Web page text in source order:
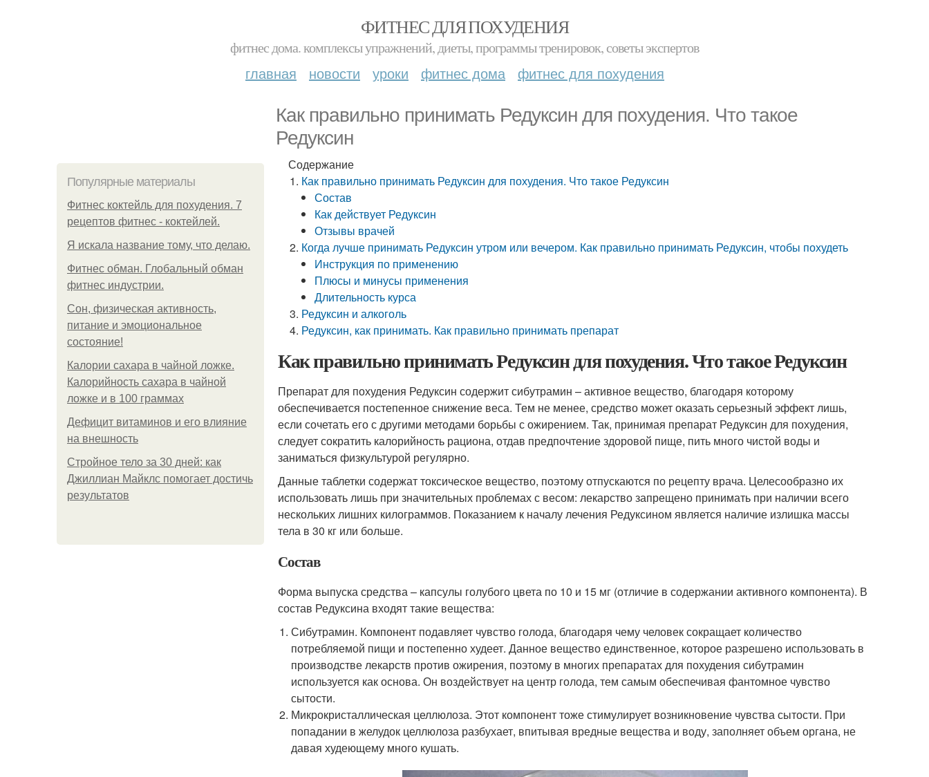
ФИТНЕС ДЛЯ ПОХУДЕНИЯ
фитнес дома. комплексы упражнений, диеты, программы тренировок, советы экспертов
главная новости уроки фитнес дома фитнес для похудения
Как правильно принимать Редуксин для похудения. Что такое
Редуксин
Популярные материалы
Фитнес коктейль для похудения. 7
рецептов фитнес - коктейлей.
Я искала название тому, что делаю.
Фитнес обман. Глобальный обман
фитнес индустрии.
Сон, физическая активность,
питание и эмоциональное
состояние!
Калории сахара в чайной ложке.
Калорийность сахара в чайной
ложке и в 100 граммах
Дефицит витаминов и его влияние
на внешность
Стройное тело за 30 дней: как
Джиллиан Майклс помогает достичь
результатов
Содержание
Как правильно принимать Редуксин для похудения. Что такое Редуксин
Состав
Как действует Редуксин
Отзывы врачей
Когда лучше принимать Редуксин утром или вечером. Как правильно принимать Редуксин, чтобы похудеть
Инструкция по применению
Плюсы и минусы применения
Длительность курса
Редуксин и алкоголь
Редуксин, как принимать. Как правильно принимать препарат
Как правильно принимать Редуксин для похудения. Что такое Редуксин
Препарат для похудения Редуксин содержит сибутрамин – активное вещество, благодаря которому
обеспечивается постепенное снижение веса. Тем не менее, средство может оказать серьезный эффект лишь,
если сочетать его с другими методами борьбы с ожирением. Так, принимая препарат Редуксин для похудения,
следует сократить калорийность рациона, отдав предпочтение здоровой пище, пить много чистой воды и
заниматься физкультурой регулярно.
Данные таблетки содержат токсическое вещество, поэтому отпускаются по рецепту врача. Целесообразно их
использовать лишь при значительных проблемах с весом: лекарство запрещено принимать при наличии всего
нескольких лишних килограммов. Показанием к началу лечения Редуксином является наличие излишка массы
тела в 30 кг или больше.
Состав
Форма выпуска средства – капсулы голубого цвета по 10 и 15 мг (отличие в содержании активного компонента). В
состав Редуксина входят такие вещества:
Сибутрамин. Компонент подавляет чувство голода, благодаря чему человек сокращает количество
потребляемой пищи и постепенно худеет. Данное вещество единственное, которое разрешено использовать в
производстве лекарств против ожирения, поэтому в многих препаратах для похудения сибутрамин
используется как основа. Он воздействует на центр голода, тем самым обеспечивая фантомное чувство
сытости.
Микрокристаллическая целлюлоза. Этот компонент тоже стимулирует возникновение чувства сытости. При
попадании в желудок целлюлоза разбухает, впитывая вредные вещества и воду, заполняет объем органа, не
давая худеющему много кушать.